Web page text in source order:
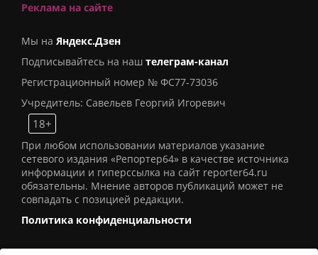
Реклама на сайте
Мы на Яндекс.Дзен
Подписывайтесь на наш телеграм-канал
Регистрационный номер № ФС77-73036
Учредитель: Савельев Георгий Игоревич
18+
При любом использовании материалов указание
сетевого издания «Репортер64» в качестве источника
информации и гиперссылка на сайт reporter64.ru
обязательны. Мнение авторов публикаций может не
совпадать с позицией редакции.
Политика конфиденциальности